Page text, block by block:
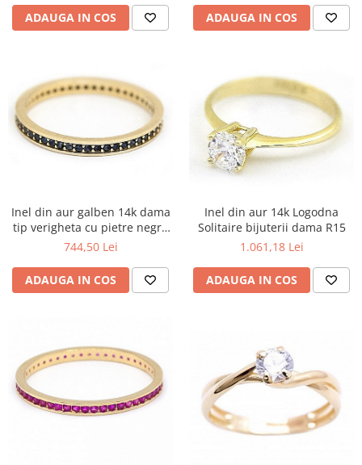
ADAUGA IN COS ADAUGA IN COS
Inel din aur galben 14k dama
tip verigheta cu pietre negre
R14
744,50 Lei
ADAUGA IN COS
Inel din aur 14k Logodna
Solitaire bijuterii dama R15
1.061,18 Lei
ADAUGA IN COS